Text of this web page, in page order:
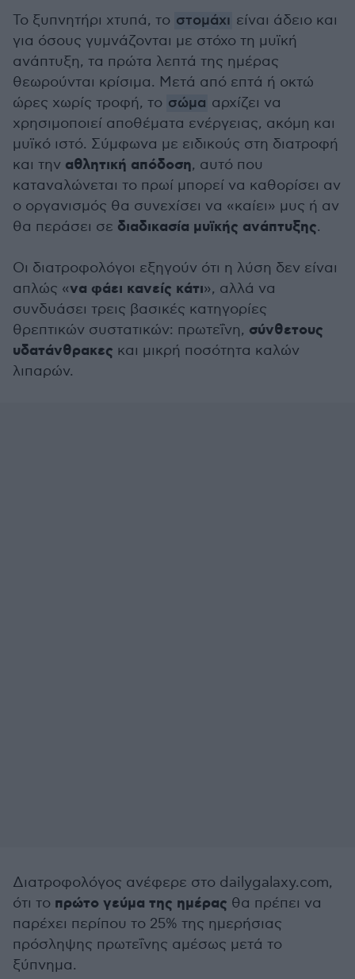
Το ξυπνητήρι χτυπά, το στομάχι είναι άδειο και
για όσους γυμνάζονται με στόχο τη μυϊκή
ανάπτυξη, τα πρώτα λεπτά της ημέρας
θεωρούνται κρίσιμα. Μετά από επτά ή οκτώ
ώρες χωρίς τροφή, το σώμα αρχίζει να
χρησιμοποιεί αποθέματα ενέργειας, ακόμη και
μυϊκό ιστό. Σύμφωνα με ειδικούς στη διατροφή
και την αθλητική απόδοση, αυτό που
καταναλώνεται το πρωί μπορεί να καθορίσει αν
ο οργανισμός θα συνεχίσει να «καίει» μυς ή αν
θα περάσει σε διαδικασία μυϊκής ανάπτυξης.
Οι διατροφολόγοι εξηγούν ότι η λύση δεν είναι
απλώς «να φάει κανείς κάτι», αλλά να
συνδυάσει τρεις βασικές κατηγορίες
θρεπτικών συστατικών: πρωτεΐνη, σύνθετους
υδατάνθρακες και μικρή ποσότητα καλών
λιπαρών.
Διατροφολόγος ανέφερε στο dailygalaxy.com,
ότι το πρώτο γεύμα της ημέρας θα πρέπει να
παρέχει περίπου το 25% της ημερήσιας
πρόσληψης πρωτεΐνης αμέσως μετά το
ξύπνημα.